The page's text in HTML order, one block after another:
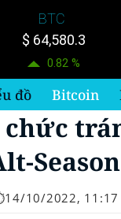
BTC
$ 64,580.3
0.82 %
đồ Bitcoin
chức
10/2022, 11:17